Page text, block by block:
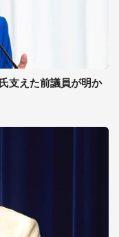
支えた前議員が明か